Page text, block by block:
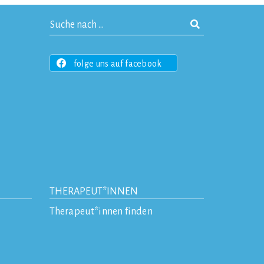
folge uns auf facebook
THERAPEUT*INNEN
Therapeut*innen finden